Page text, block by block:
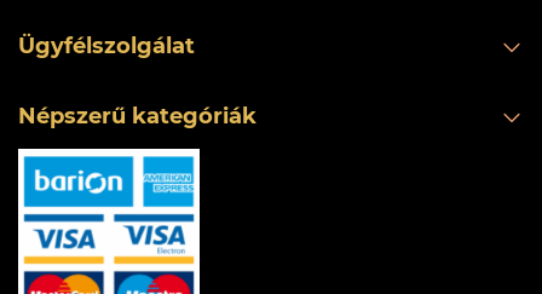
Ügyfélszolgálat
Népszerű kategóriák